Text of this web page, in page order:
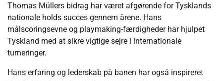
Thomas Müllers bidrag har været afgørende for Tysklands
nationale holds succes gennem årene. Hans
målscoringsevne og playmaking-færdigheder har hjulpet
Tyskland med at sikre vigtige sejre i internationale
turneringer.
Hans erfaring og lederskab på banen har også inspireret